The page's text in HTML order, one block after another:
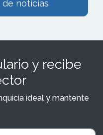
noticias
y recibe
ideal y mantente